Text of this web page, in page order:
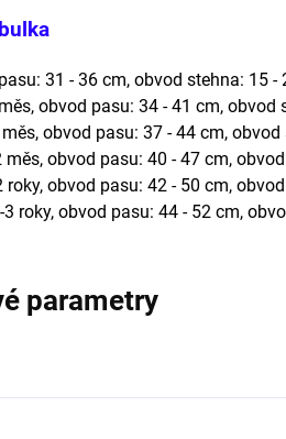
31 - 36 cm, obvod stehna: 15 -
obvod pasu: 34 - 41 cm, obvod
obvod pasu: 37 - 44 cm,
měs, obvod pasu: 40 - 47 cm,
roky, obvod pasu: 42 - 50 cm,
3 roky, obvod pasu: 44 - 52 cm,
parametry